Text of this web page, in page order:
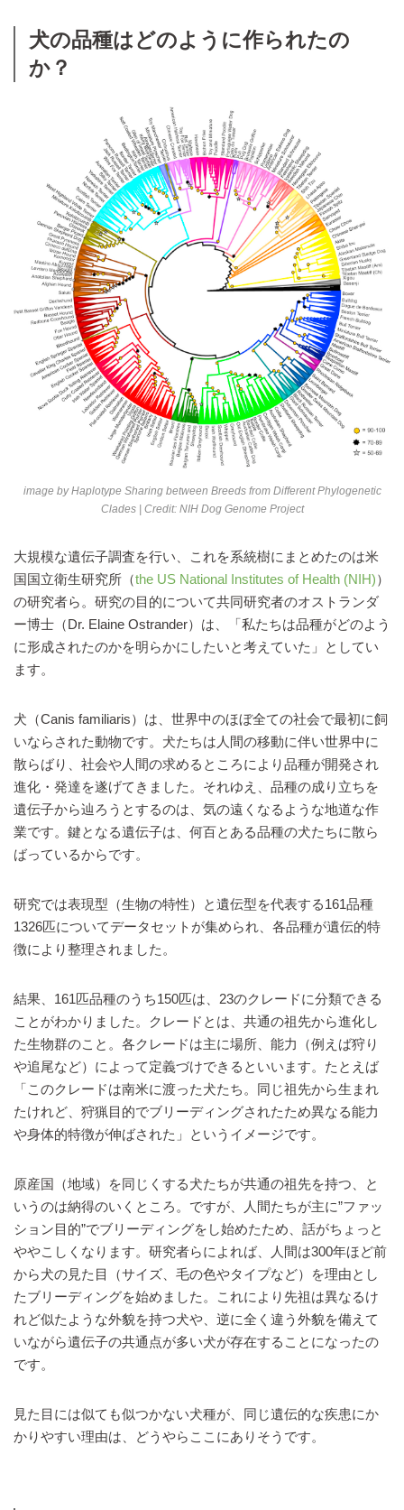
犬の品種はどのように作られたの
か？
image byHaplotype Sharing between Breeds from Different Phylogenetic
Clades | Credit: NIH Dog Genome Project
大規模な遺伝子調査を行い、これを系統樹にまとめたのは米
国国立衛生研究所（the US National Institutes of Health (NIH)）
の研究者ら。研究の目的について共同研究者のオストランダ
ー博士（Dr. Elaine Ostrander）は、「私たちは品種がどのよう
に形成されたのかを明らかにしたいと考えていた」としてい
ます。
犬（Canis familiaris）は、世界中のほぼ全ての社会で最初に飼
いならされた動物です。犬たちは人間の移動に伴い世界中に
散らばり、社会や人間の求めるところにより品種が開発され
進化・発達を遂げてきました。それゆえ、品種の成り立ちを
遺伝子から辿ろうとするのは、気の遠くなるような地道な作
業です。鍵となる遺伝子は、何百とある品種の犬たちに散ら
ばっているからです。
研究では表現型（生物の特性）と遺伝型を代表する161品種
1326匹についてデータセットが集められ、各品種が遺伝的特
徴により整理されました。
結果、161匹品種のうち150匹は、23のクレードに分類できる
ことがわかりました。クレードとは、共通の祖先から進化し
た生物群のこと。各クレードは主に場所、能力（例えば狩り
や追尾など）によって定義づけできるといいます。たとえば
「このクレードは南米に渡った犬たち。同じ祖先から生まれ
たけれど、狩猟目的でブリーディングされたため異なる能力
や身体的特徴が伸ばされた」というイメージです。
原産国（地域）を同じくする犬たちが共通の祖先を持つ、と
いうのは納得のいくところ。ですが、人間たちが主に”ファッ
ション目的”でブリーディングをし始めたため、話がちょっと
ややこしくなります。研究者らによれば、人間は300年ほど前
から犬の見た目（サイズ、毛の色やタイプなど）を理由とし
たブリーディングを始めました。これにより先祖は異なるけ
れど似たような外貌を持つ犬や、逆に全く違う外貌を備えて
いながら遺伝子の共通点が多い犬が存在することになったの
です。
見た目には似ても似つかない犬種が、同じ遺伝的な疾患にか
かりやすい理由は、どうやらここにありそうです。